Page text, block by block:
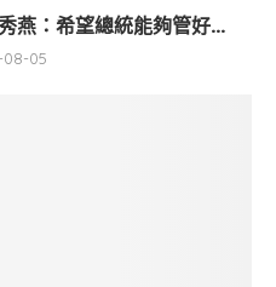
燕：希望總統能夠管好...
08-05